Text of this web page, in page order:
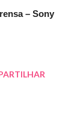
– Sony